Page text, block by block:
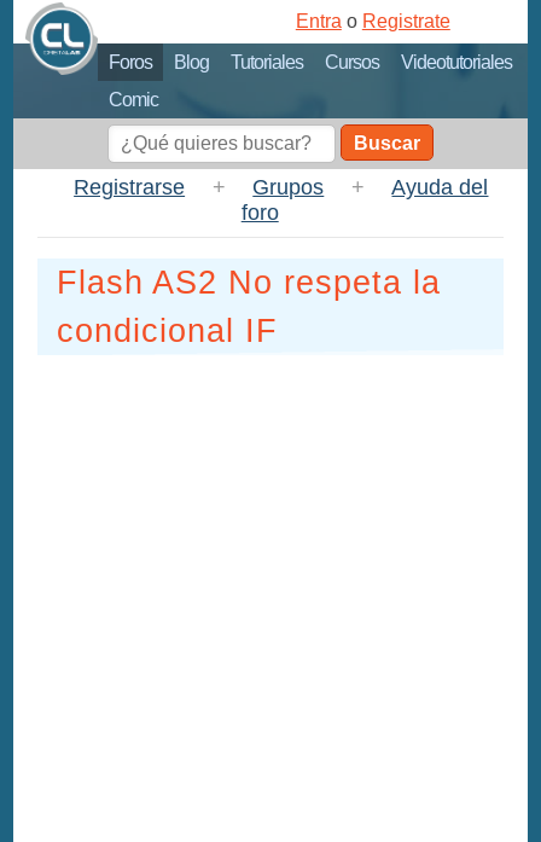
Foros Blog Tutoriales Cursos
Videotutoriales
Comic
Entra o Registrate
Buscar
Registrarse + Grupos +
Ayuda del
foro
Flash AS2 No respeta la
condicional IF